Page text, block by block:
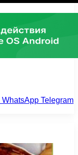
WhatsApp Telegram